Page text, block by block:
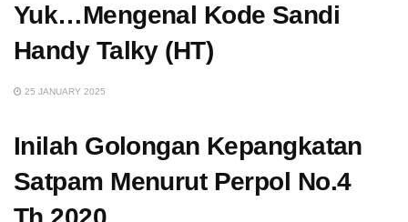
Yuk…Mengenal Kode Sandi
Handy Talky (HT)
25 JANUARY 2025
Inilah Golongan Kepangkatan
Satpam Menurut Perpol No.4